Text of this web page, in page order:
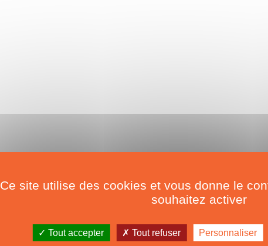
Ce site utilise des cookies et vous donne le
souhaitez activer
Tout accepter Tout refuser Personnaliser